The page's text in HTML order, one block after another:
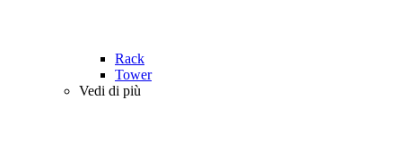
Rack
Tower
Vedi di più